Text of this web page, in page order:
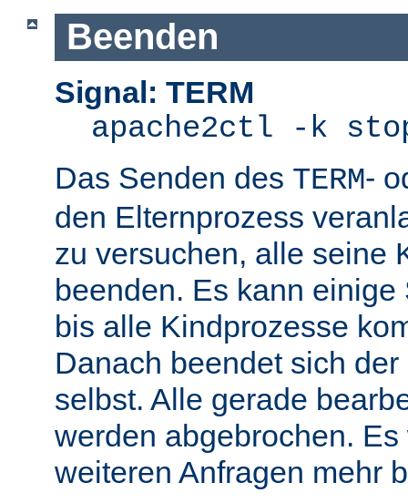
Beenden
Signal: TERM
apache2ctl -k
Das Senden des TERM-
den Elternprozess
zu versuchen, alle seine
beenden. Es kann
bis alle Kindprozesse
Danach beendet sich
selbst. Alle gerade
werden abgebrochen.
weiteren Anfragen mehr